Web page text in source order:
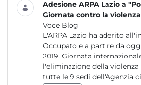
Adesione ARPA Lazio a
Giornata contro la
Voce Blog
L'ARPA Lazio ha aderito
Occupato e a partire da
2019, Giornata
l'eliminazione della violenza
tutte le 9 sedi dell'Agenzia